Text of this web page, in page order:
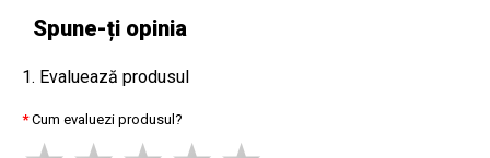
Spune-ți opinia
1. Evaluează produsul
Cum evaluezi produsul?